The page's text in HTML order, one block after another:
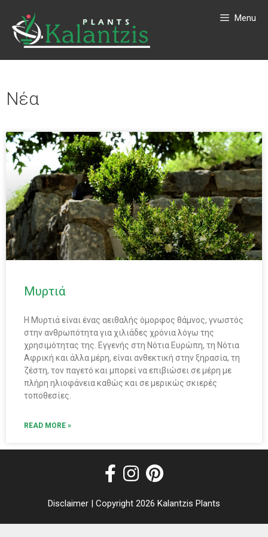
Menu
Νέα
Μυρτιά
Η Μυρτιά είναι ένας αειθαλής όμορφος θάμνος, γνωστός
στην ανθρωπότητα για χιλιάδες χρόνια λόγω της
χρησιμότητας της. Εγγενής στη Νότια Ευρώπη, τη Νότια
Αφρική και άλλα μέρη, είναι ανθεκτική στην ξηρασία, τη
ζέστη, τον παγετό και μπορεί να επιβιώσει σε μέρη με
πλήρη ηλιοφάνεια καθώς και σε μερικώς σκιερές
τοποθεσίες.
READ MORE »
Disclaimer | Copyright 2026 Kalantzis Plants